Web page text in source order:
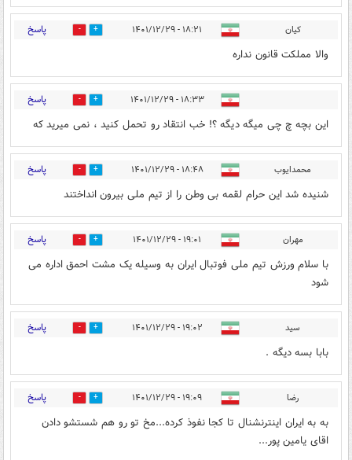
کیان ۱۸:۲۱ - ۱۴۰۱/۱۲/۲۹ 0 پاسخ
والا مملکت قانون نداره
۱۸:۳۳ - ۱۴۰۱/۱۲/۲۹ 0 پاسخ
اين بچه چ چى ميگه ديگه ؟! خب انتقاد رو تحمل كنيد ، نمى ميريد كه
محمدایوب ۱۸:۴۸ - ۱۴۰۱/۱۲/۲۹ 1 پاسخ
شنیده شد این حرام لقمه بی وطن را از تیم ملی بیرون انداختند
مهران ۱۹:۰۱ - ۱۴۰۱/۱۲/۲۹ 0 پاسخ
با سلام ورزش تیم ملی فوتبال ایران به وسیله یک مشت احمق اداره می
شود
سید ۱۹:۰۲ - ۱۴۰۱/۱۲/۲۹ 0 پاسخ
بابا بسه دیگه .
رضا ۱۹:۰۹ - ۱۴۰۱/۱۲/۲۹ 0 پاسخ
به به ایران اینترنشنال تا کجا نفوذ کرده...مخ تو رو هم شستشو دادن
اقای یامین پور...